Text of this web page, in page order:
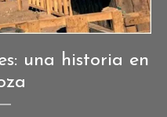
Jorge Nazer, UC.cl
,
una historia en